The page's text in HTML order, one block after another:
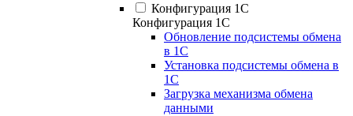
Конфигурация 1С
Конфигурация 1С
Обновление подсистемы обмена
в 1С
Установка подсистемы обмена в
1С
Загрузка механизма обмена
данными